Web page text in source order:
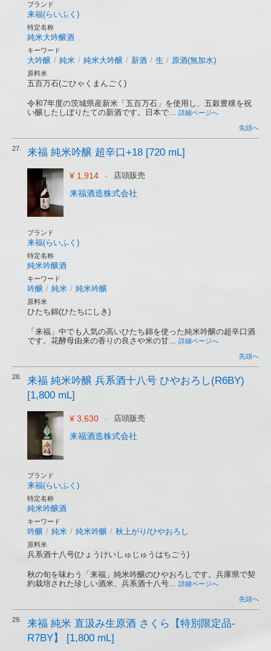
ブランド
来福(らいふく)
特定名称
純米大吟醸酒
キーワード
大吟醸 / 純米 / 純米大吟醸 / 新酒 / 生 / 原酒(無加水)
原料米
五百万石(ごひゃくまんごく)
令和7年度の茨城県産新米「五百万石」を使用し、五穀豊穣を祝
い醸したしぼりたての新酒です。日本で... 詳細ページへ
先頭へ
27. 来福 純米吟醸 超辛口+18 [720 mL]
¥ 1,914 - 店頭販売
来福酒造株式会社
ブランド
来福(らいふく)
特定名称
純米吟醸酒
キーワード
吟醸 / 純米 / 純米吟醸
原料米
ひたち錦(ひたちにしき)
「来福」中でも人気の高いひたち錦を使った純米吟醸の超辛口酒
です。花酵母由来の香りの良さや米の甘... 詳細ページへ
先頭へ
28.
来福 純米吟醸 兵系酒十八号 ひやおろし(R6BY)
[1,800 mL]
¥ 3,630 - 店頭販売
来福酒造株式会社
ブランド
来福(らいふく)
特定名称
純米吟醸酒
キーワード
吟醸 / 純米 / 純米吟醸 / 秋上がり/ひやおろし
原料米
兵系酒十八号(ひょうけいしゅじゅうはちごう)
秋の旬を味わう「来福」純米吟醸のひやおろしです。兵庫県で契
約栽培された珍しい酒米、兵系酒十八号... 詳細ページへ
先頭へ
29.
来福 純米 直汲み生原酒 さくら【特別限定品-
R7BY】 [1,800 mL]